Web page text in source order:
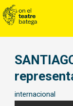
internacional